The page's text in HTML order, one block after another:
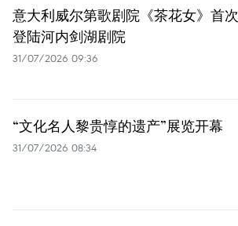
意大利威尔第歌剧院《茶花女》首次
登陆河内剑湖剧院
31/07/2026 09:36
“文化名人黎贵惇的遗产”展览开幕
31/07/2026 08:34